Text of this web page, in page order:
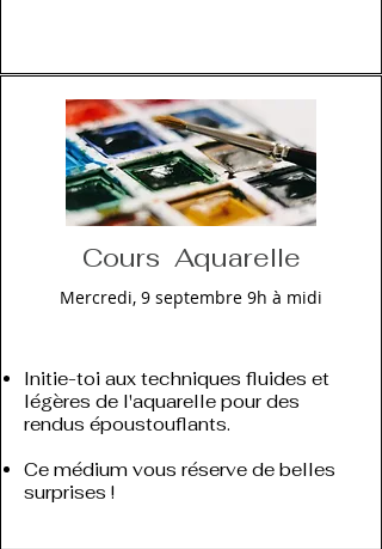
​Cours Aquarelle
Mercredi, 9 septembre 9h à midi
Initie-toi aux techniques fluides et
légères de l'aquarelle pour des
rendus époustouflants.
Ce médium vous réserve de belles
surprises !